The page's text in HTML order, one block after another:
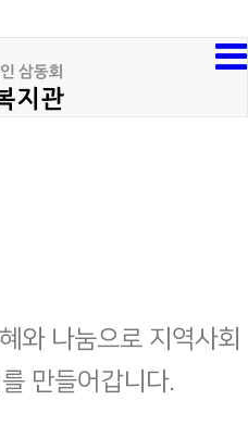
와 나눔으로 지역사회
만들어갑니다.